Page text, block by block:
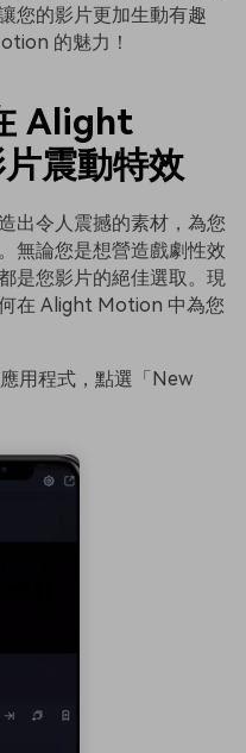
您的影片更加生動有趣
的魅力！
Alight
震動特效
出令人震撼的素材，為您
無論您是想營造戲劇性效
是您影片的絕佳選取。現
在 Alight Motion 中為您
用程式，點選「New